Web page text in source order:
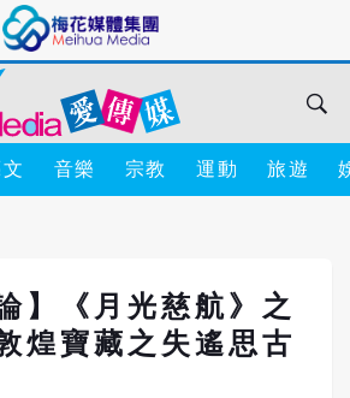
音樂 宗教 運動 旅遊
】《月光慈航》之
寶藏之失遙思古